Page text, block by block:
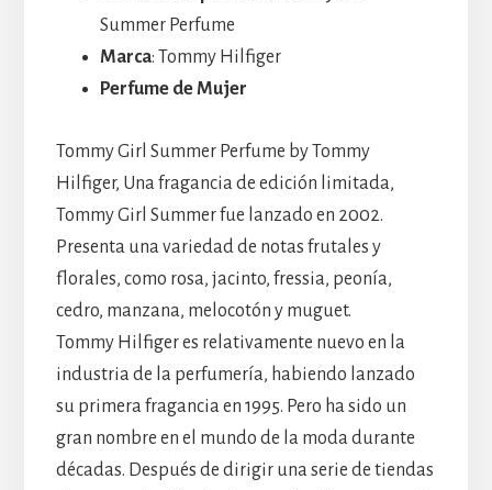
Summer Perfume
Marca: Tommy Hilfiger
Perfume de Mujer
Tommy Girl Summer Perfume by Tommy
Hilfiger, Una fragancia de edición limitada,
Tommy Girl Summer fue lanzado en 2002.
Presenta una variedad de notas frutales y
florales, como rosa, jacinto, fressia, peonía,
cedro, manzana, melocotón y muguet.
Tommy Hilfiger es relativamente nuevo en la
industria de la perfumería, habiendo lanzado
su primera fragancia en 1995. Pero ha sido un
gran nombre en el mundo de la moda durante
décadas. Después de dirigir una serie de tiendas